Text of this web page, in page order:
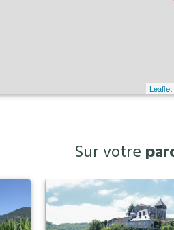
Leaflet
Sur votre